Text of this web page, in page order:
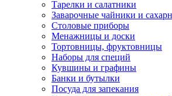
Тарелки и салатники
Заварочные чайники и
Столовые приборы
Менажницы и доски
Тортовницы, фруктовницы
Наборы для специй
Кувшины и графины
Банки и бутылки
Посуда для запекания